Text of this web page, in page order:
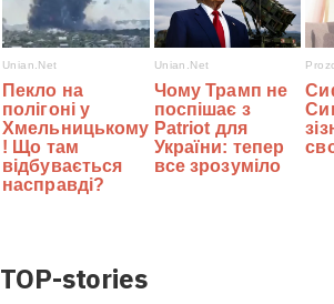
TOP-stories